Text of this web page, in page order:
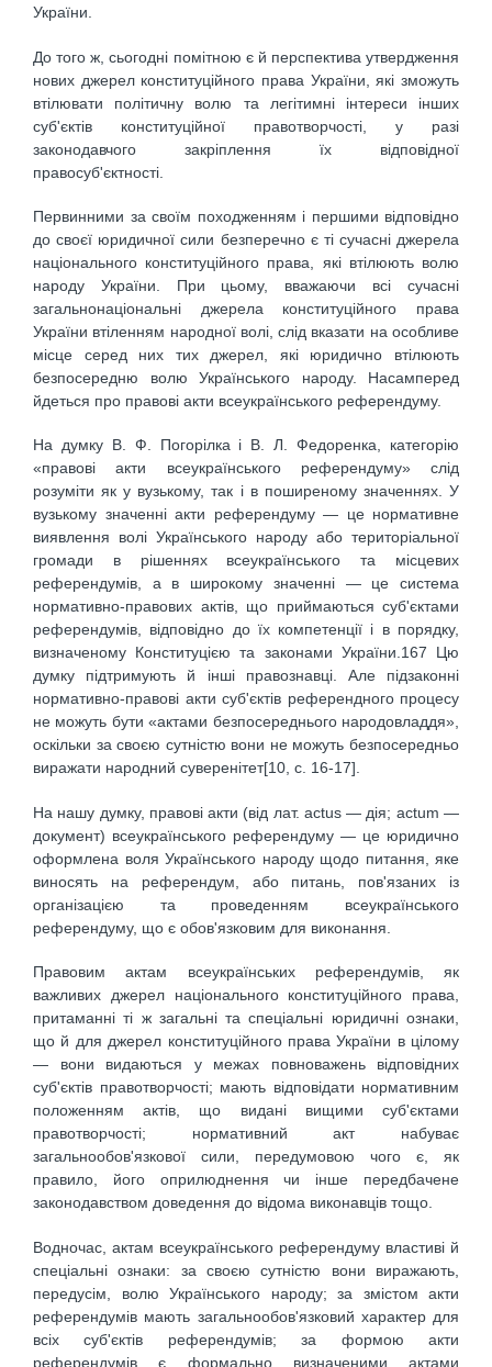
України.
До того ж, сьогодні помітною є й перспектива утвердження
нових джерел конституційного права України, які зможуть
втілювати політичну волю та легітимні інтереси інших
суб'єктів конституційної правотворчості, у разі
законодавчого закріплення їх відповідної
правосуб'єктності.
Первинними за своїм походженням і першими відповідно
до своєї юридичної сили безперечно є ті сучасні джерела
національного конституційного права, які втілюють волю
народу України. При цьому, вважаючи всі сучасні
загальнонаціональні джерела конституційного права
України втіленням народної волі, слід вказати на особливе
місце серед них тих джерел, які юридично втілюють
безпосередню волю Українського народу. Насамперед
йдеться про правові акти всеукраїнського референдуму.
На думку В. Ф. Погорілка і В. Л. Федоренка, категорію
«правові акти всеукраїнського референдуму» слід
розуміти як у вузькому, так і в поширеному значеннях. У
вузькому значенні акти референдуму — це нормативне
виявлення волі Українського народу або територіальної
громади в рішеннях всеукраїнського та місцевих
референдумів, а в широкому значенні — це система
нормативно-правових актів, що приймаються суб'єктами
референдумів, відповідно до їх компетенції і в порядку,
визначеному Конституцією та законами України.167 Цю
думку підтримують й інші правознавці. Але підзаконні
нормативно-правові акти суб'єктів референдного процесу
не можуть бути «актами безпосереднього народовладдя»,
оскільки за своєю сутністю вони не можуть безпосередньо
виражати народний суверенітет[10, c. 16-17].
На нашу думку, правові акти (від лат. actus — дія; actum —
документ) всеукраїнського референдуму — це юридично
оформлена воля Українського народу щодо питання, яке
виносять на референдум, або питань, пов'язаних із
організацією та проведенням всеукраїнського
референдуму, що є обов'язковим для виконання.
Правовим актам всеукраїнських референдумів, як
важливих джерел національного конституційного права,
притаманні ті ж загальні та спеціальні юридичні ознаки,
що й для джерел конституційного права України в цілому
— вони видаються у межах повноважень відповідних
суб'єктів правотворчості; мають відповідати нормативним
положенням актів, що видані вищими суб'єктами
правотворчості; нормативний акт набуває
загальнообов'язкової сили, передумовою чого є, як
правило, його оприлюднення чи інше передбачене
законодавством доведення до відома виконавців тощо.
Водночас, актам всеукраїнського референдуму властиві й
спеціальні ознаки: за своєю сутністю вони виражають,
передусім, волю Українського народу; за змістом акти
референдумів мають загальнообов'язковий характер для
всіх суб'єктів референдумів; за формою акти
референдумів є формально визначеними актами